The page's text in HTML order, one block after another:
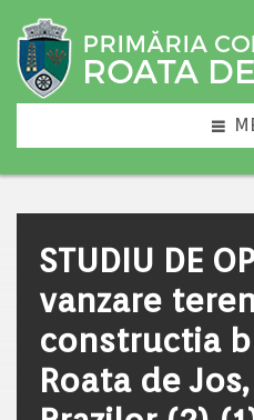
STUDIU DE
vanzare
constructia
Roata de